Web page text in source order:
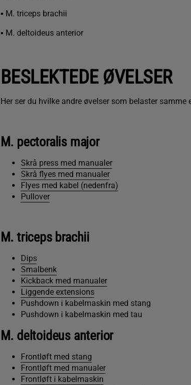
▪ M. triceps brachii
▪ M. deltoideus anterior
BESLEKTEDE ØVELSER
Her ser du hvilke andre øvelser som belaster
M. pectoralis major
Skrå press med manualer
Skrå flyes med manualer
Flyes med kabel (nedenfra)
Pullover
M. triceps brachii
Dips
Smalbenk
Kickback med manualer
Liggende extensions
Pushdown i kabelmaskin med stang
Pushdown i kabelmaskin med tau
M. deltoideus anterior
Frontløft med stang
Frontløft med manualer
Frontløft i kabelmaskin